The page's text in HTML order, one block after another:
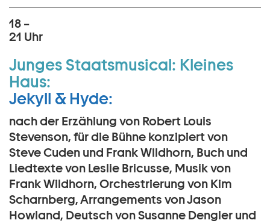
18 –
21 Uhr
Junges Staatsmusical: Kleines
Haus:
Jekyll & Hyde:
nach der Erzählung von Robert Louis
Stevenson, für die Bühne konzipiert von
Steve Cuden und Frank Wildhorn, Buch und
Liedtexte von Leslie Bricusse, Musik von
Frank Wildhorn, Orchestrierung von Kim
Scharnberg, Arrangements von Jason
Howland, Deutsch von Susanne Dengler und